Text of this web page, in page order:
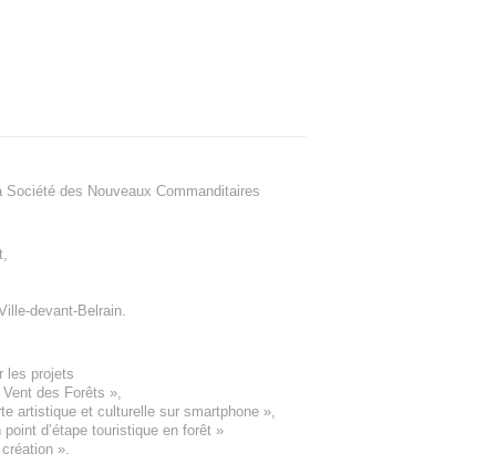
Société des Nouveaux Commanditaires
,
devant-Belrain.
les projets
des Forêts »,
artistique et culturelle sur smartphone »,
point d’étape touristique en forêt »
création ».